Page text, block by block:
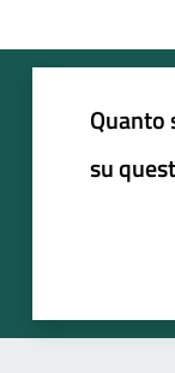
Quanto
su